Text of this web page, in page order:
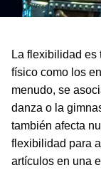
La flexibilidad es
físico como los
menudo, se
danza o la
también afecta
flexibilidad para
artículos en una